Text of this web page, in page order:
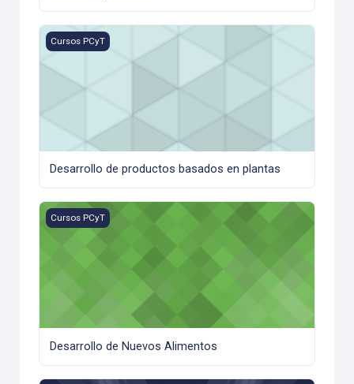
Desarrollo de productos basados en plantas
Cursos PCyT
Desarrollo de productos basados en plantas
Desarrollo de Nuevos Alimentos
Cursos PCyT
Desarrollo de Nuevos Alimentos